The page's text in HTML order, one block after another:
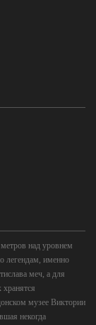
метров над уровнем
легендам, именно
меч, а для
музее Виктории
некогда